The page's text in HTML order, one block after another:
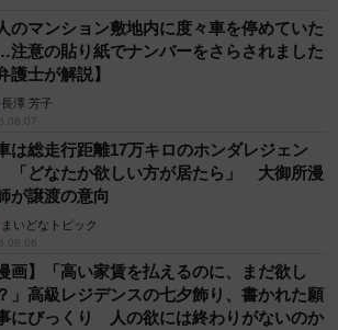
のマンション敷地内に度々車を停めていた
注意の貼り紙でナンバーをさらされました
護士が解説】
長澤 芳子
は総走行距離17万キロのホンダレジェン
「どなたか欲しい方が居たら」 大御所漫
が譲渡の意向
まいどなトピック
漫画】「高い家賃を払えるのに、まだ欲し
」高級レジデンスの七夕飾り、書かれた願
にびっくり 人の欲には終わりがないのか